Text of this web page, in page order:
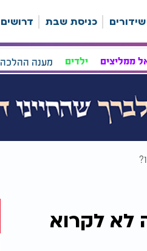
כניסת שבת דרושים
ממליצים ילדים מענה ההלכה
לא לקרוא